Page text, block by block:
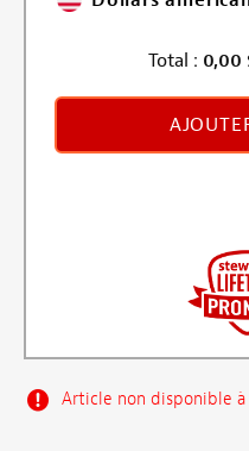
Total : 0,00
Article non disponible